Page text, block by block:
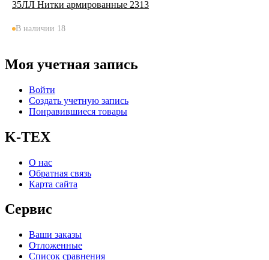
35ЛЛ Нитки армированные 2313
В наличии 18
Моя учетная запись
Войти
Создать учетную запись
Понравившиеся товары
K-TEX
О нас
Обратная связь
Карта сайта
Сервис
Ваши заказы
Отложенные
Список сравнения